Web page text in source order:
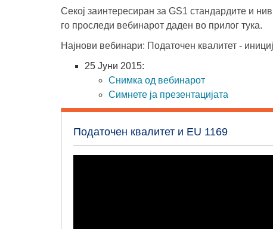
Секој заинтересиран за GS1 стандардите и
го проследи вебинарот даден во прилог тука.
Најнови вебинари: Податочен квалитет -
25 Јуни 2015:
Снимка од вебинарот
Симнете ја презентацијата
Податочен квалитет и EU 1169